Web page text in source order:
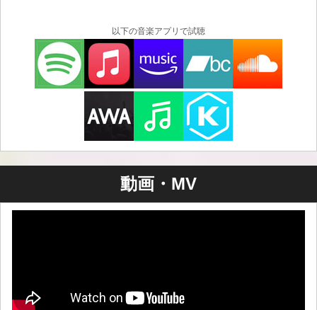
以下の音楽アプリで試聴
動画・MV